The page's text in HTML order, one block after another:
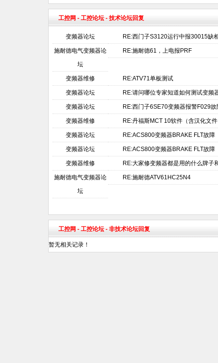
工控网 - 工控论坛- 技术论坛回复
变频器论坛 RE:西门子S3120运行中报30015缺
施耐德电气变频器论
坛
RE:施耐德61，上电报PRF
变频器维修 RE:ATV71单板测试
变频器论坛 RE:请问哪位专家知道如何测试变频
变频器论坛 RE:西门子6SE70变频器报警F029故
变频器维修 RE:丹福斯MCT 10软件（含汉化文
变频器论坛 RE:ACS800变频器BRAKE FLT故障
变频器论坛 RE:ACS800变频器BRAKE FLT故障
变频器维修 RE:大家修变频器都是用的什么牌子
施耐德电气变频器论
坛
RE:施耐德ATV61HC25N4
工控网 - 工控论坛- 非技术论坛回复
暂无相关记录！